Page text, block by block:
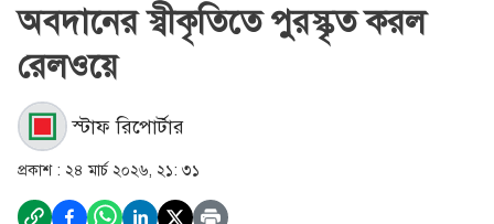
অবদানের স্বীকৃতিতে পুরস্কৃত করল
রেলওয়ে
স্টাফ রিপোর্টার
প্রকাশ : ২৪ মার্চ ২০২৬, ২১: ৩১